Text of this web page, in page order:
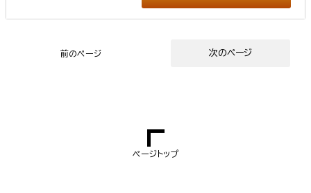
前のページ 次のページ
ページトップ